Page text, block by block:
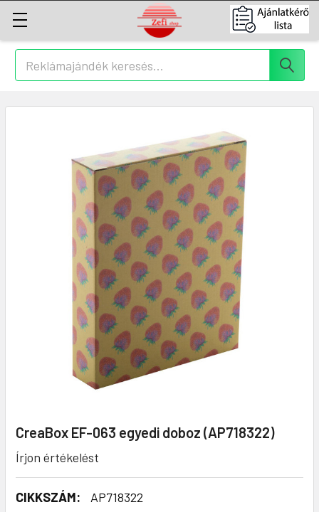
Keresés
CreaBox EF-063 egyedi doboz (AP718322)
Írjon értékelést
CIKKSZÁM:
AP718322